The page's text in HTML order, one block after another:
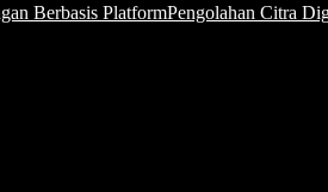
Berbasis PlatformPengolahan Citra